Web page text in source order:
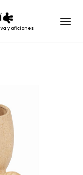
y aficiones